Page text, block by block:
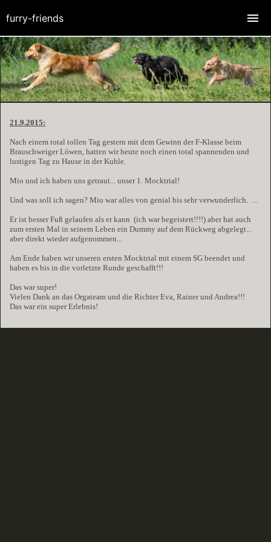
21.9.2015:
Nach einem total tollen Tag gestern mit dem Gewinn der F-Klasse beim
Brauschweiger Löwen, hatten wir heute noch einen total spannenden und
lustigen Tag zu Hause in der Kuhle.
Mio und ich haben uns getraut... unser 1. Mocktrial!
Und was soll ich sagen? Mio war alles von genial bis sehr verwunderlich.
Er ist besser Fuß gelaufen als er kann (ich war begeistert!!!!) aber hat auch
zum ersten Mal in seinem Leben ein Dummy auf dem Rückweg abgelegt...
aber direkt wieder aufgenommen...
Am Ende haben wir unseren ersten Mocktrial mit einem SG beendet und
haben es bis in die vorletzte Runde geschafft!!!
Das war super!
Vielen Dank an das Orgateam und die Richter Eva, Rainer und Andrea!!!
Das war ein super Erlebnis!
furry-friends